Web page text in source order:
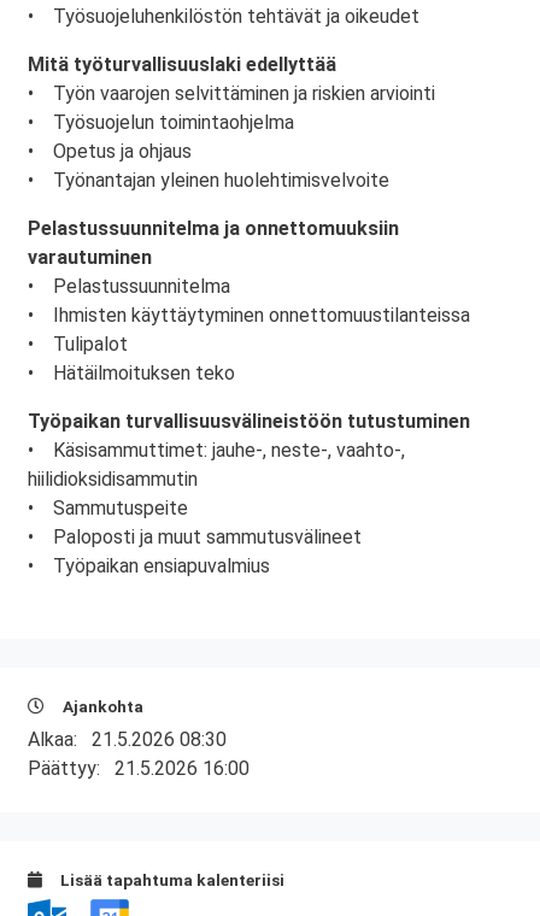
• Työsuojeluhenkilöstön tehtävät ja oikeudet
Mitä työturvallisuuslaki edellyttää
• Työn vaarojen selvittäminen ja riskien arviointi
• Työsuojelun toimintaohjelma
• Opetus ja ohjaus
• Työnantajan yleinen huolehtimisvelvoite
Pelastussuunnitelma ja onnettomuuksiin
varautuminen
• Pelastussuunnitelma
• Ihmisten käyttäytyminen onnettomuustilanteissa
• Tulipalot
• Hätäilmoituksen teko
Työpaikan turvallisuusvälineistöön tutustuminen
• Käsisammuttimet: jauhe-, neste-, vaahto-,
hiilidioksidisammutin
• Sammutuspeite
• Paloposti ja muut sammutusvälineet
• Työpaikan ensiapuvalmius
Ajankohta
Alkaa: 21.5.2026 08:30
Päättyy: 21.5.2026 16:00
Lisää tapahtuma kalenteriisi